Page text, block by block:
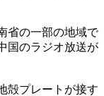
省の一部の地域で
国のラジオ放送が
殻プレートが接す